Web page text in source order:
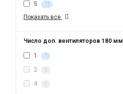
5 11
Показать все
Число доп. вентиляторов 180 мм
1 1
2 0
4 0